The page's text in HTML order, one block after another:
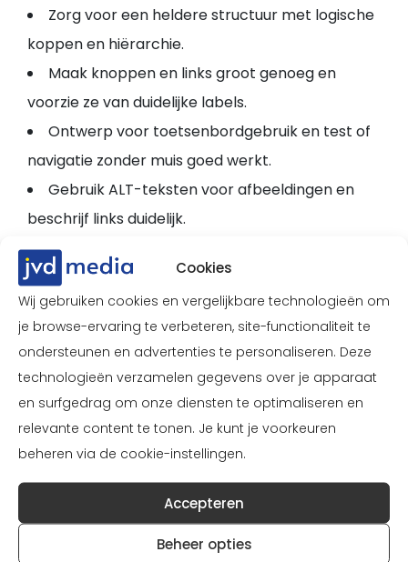
Cookies
Wij gebruiken cookies en vergelijkbare technologieën om
je browse-ervaring te verbeteren, site-functionaliteit te
ondersteunen en advertenties te personaliseren. Deze
technologieën verzamelen gegevens over je apparaat
en surfgedrag om onze diensten te optimaliseren en
relevante content te tonen. Je kunt je voorkeuren
beheren via de cookie-instellingen.
Accepteren
Beheer opties
Zorg voor een heldere structuur met logische
koppen en hiërarchie.
Maak knoppen en links groot genoeg en
voorzie ze van duidelijke labels.
Ontwerp voor toetsenbordgebruik en test of
navigatie zonder muis goed werkt.
Gebruik ALT-teksten voor afbeeldingen en
beschrijf links duidelijk.
Toegankelijk design
is beter design
Een toegankelijk ontwerp is niet alleen goed voor
mensen met een beperking, het verbetert de
algehele gebruiksvriendelijkheid. Het maakt je
website overzichtelijker, duidelijker en prettiger in
gebruik. Dat zie je terug in tevreden bezoekers,